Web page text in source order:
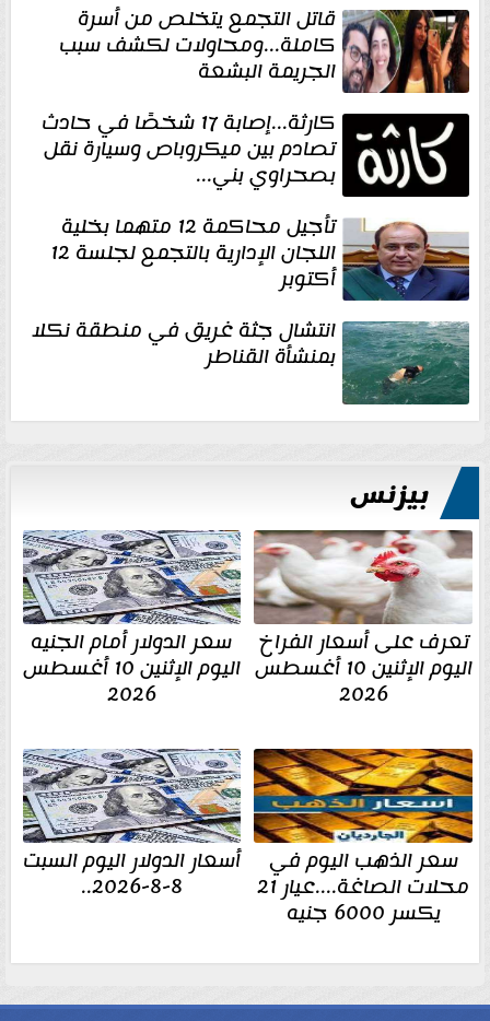
قاتل التجمع يتخلص من أسرة
كاملة...ومحاولات لكشف سبب
الجريمة البشعة
كارثة...إصابة 17 شخصًا في حادث
تصادم بين ميكروباص وسيارة نقل
بصحراوي بني...
تأجيل محاكمة 12 متهما بخلية
اللجان الإدارية بالتجمع لجلسة 12
أكتوبر
انتشال جثة غريق في منطقة نكلا
بمنشأة القناطر
بيزنس
تعرف على أسعار الفراخ
اليوم الإثنين 10 أغسطس
2026
سعر الدولار أمام الجنيه
اليوم الإثنين 10 أغسطس
2026
سعر الذهب اليوم في
محلات الصاغة....عيار 21
يكسر 6000 جنيه
أسعار الدولار اليوم السبت
8-8-2026..